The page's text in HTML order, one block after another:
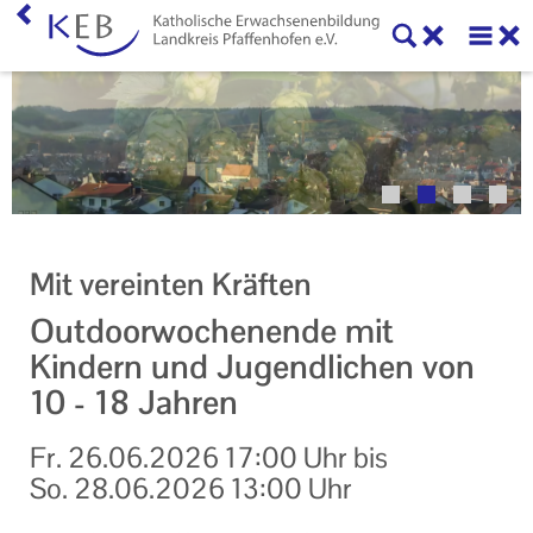
Mit vereinten Kräften
Outdoorwochenende mit
Kindern und Jugendlichen von
10 - 18 Jahren
Fr. 26.06.2026 17:00 Uhr bis
So. 28.06.2026 13:00 Uhr
Veranstaltungen
KEB Pfaffenhofen
50 Jahre KEB im Landkreis Pfaffenhofen
Geschäftsstelle
Teilnahmebedingungen
Mitglieder und Kooperationspartner der KEB
Pfaffenhofen